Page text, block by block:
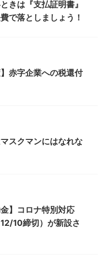
きは『支払証明書』
で落としましょう！
】赤字企業への税還付
スクマンにはなれな
金】コロナ特別対応
10締切）が新設さ